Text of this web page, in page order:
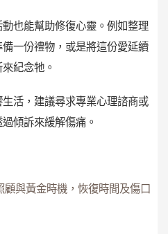
也能幫助修復心靈。例如整理
一份禮物，或是將這份愛延續
紀念牠。
活，建議尋求專業心理諮商或
傾訴來緩解傷痛。
顧與黃金時機，恢復時間及傷口